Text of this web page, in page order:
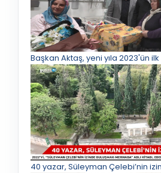
Başkan Aktaş, yeni yıla 2023'ün
40 yazar, Süleyman Çelebi’nin